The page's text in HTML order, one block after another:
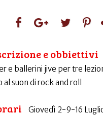
e obbiettivi
e ballerini jive per tre
suon di rock and roll
Giovedì 2-9-16